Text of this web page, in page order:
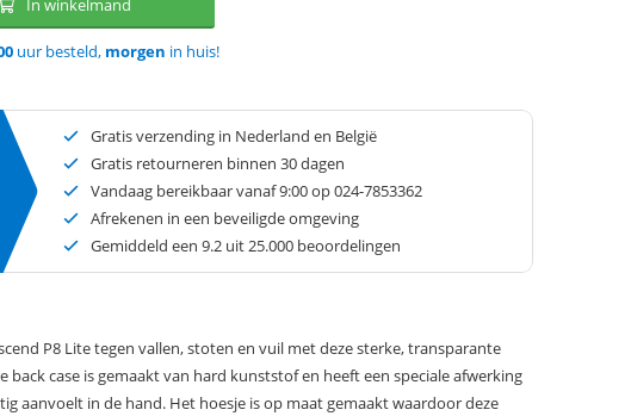
In winkelmand
uur besteld, morgen in huis!
Gratis verzending in Nederland en België
Gratis retourneren binnen 30 dagen
Vandaag bereikbaar vanaf 9:00 op 024-7853362
Afrekenen in een beveiligde omgeving
Gemiddeld een 9.2 uit 25.000 beoordelingen
P8 Lite tegen vallen, stoten en vuil met deze sterke, transparante
back case is gemaakt van hard kunststof en heeft een speciale afwerking
aanvoelt in de hand. Het hoesje is op maat gemaakt waardoor deze